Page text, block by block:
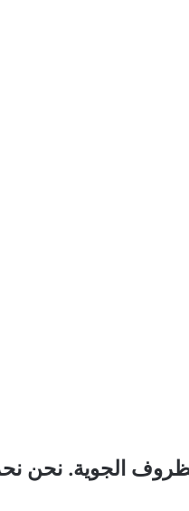
الجوية. نحن